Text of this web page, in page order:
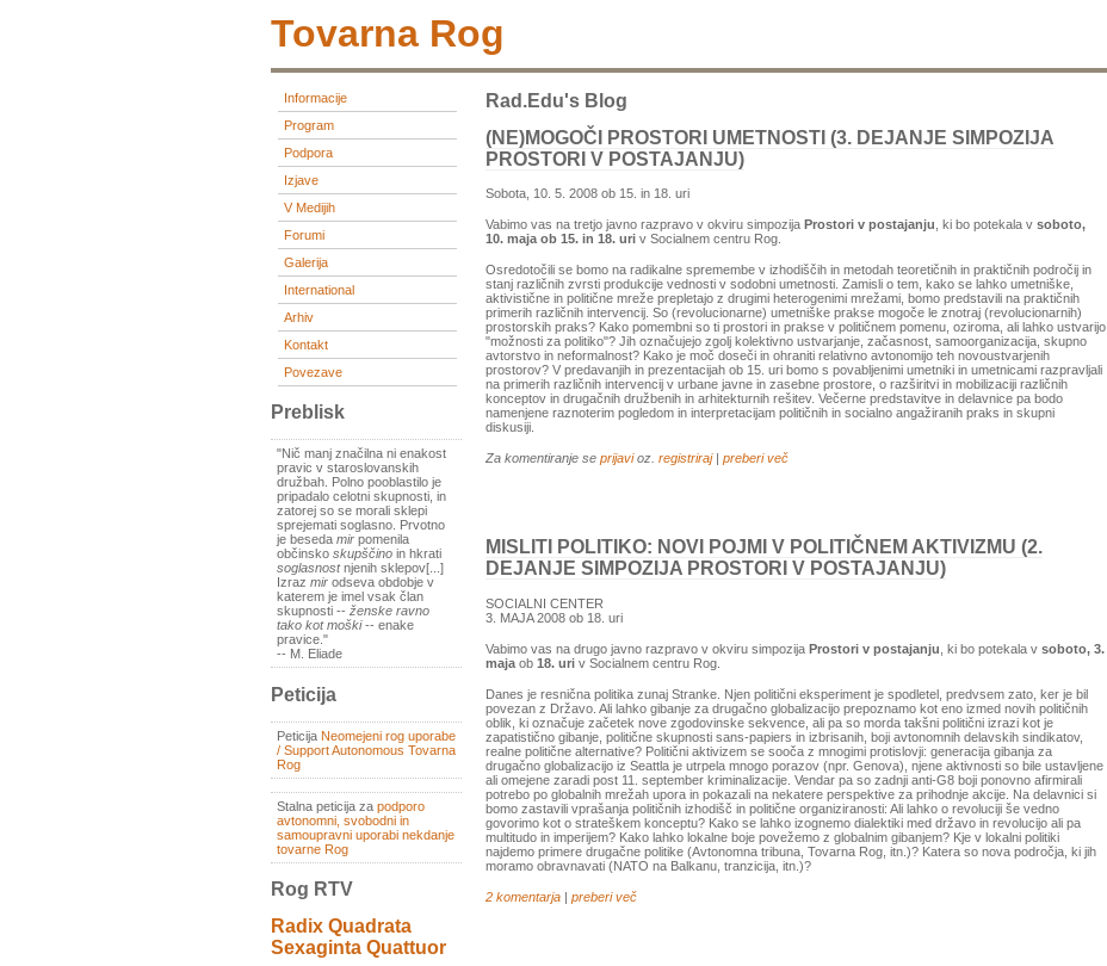
Tovarna Rog
Informacije
Program
Podpora
Izjave
V Medijih
Forumi
Galerija
International
Arhiv
Kontakt
Povezave
Preblisk
"Nič manj značilna ni enakost
pravic v staroslovanskih
družbah. Polno pooblastilo je
pripadalo celotni skupnosti, in
zatorej so se morali sklepi
sprejemati soglasno. Prvotno
je beseda mir pomenila
občinsko skupščino in hkrati
soglasnostnjenih sklepov[...]
Izraz mir odseva obdobje v
katerem je imel vsak član
skupnosti -- ženske ravno
tako kot moški-- enake
pravice."
-- M. Eliade
Peticija
Peticija Neomejeni rog uporabe
/ Support Autonomous Tovarna
Rog
Stalna peticija za podporo
avtonomni, svobodni in
samoupravni uporabi nekdanje
tovarne Rog
Rog RTV
Radix Quadrata
Sexaginta Quattuor
Rad.edu's Blog
(NE)MOGOČI PROSTORI UMETNOSTI (3. DEJANJE SIMPOZIJA
PROSTORI V POSTAJANJU)
Sobota, 10. 5. 2008 ob 15. in 18. uri
Vabimo vas na tretjo javno razpravo v okviru simpozija Prostori v postajanju, ki bo potekala v soboto,
10. maja ob 15. in 18. uri v Socialnem centru Rog.
Osredotočili se bomo na radikalne spremembe v izhodiščih in metodah teoretičnih in praktičnih področij in
stanj različnih zvrsti produkcije vednosti v sodobni umetnosti. Zamisli o tem, kako se lahko umetniške,
aktivistične in politične mreže prepletajo z drugimi heterogenimi mrežami, bomo predstavili na praktičnih
primerih različnih intervencij. So (revolucionarne) umetniške prakse mogoče le znotraj (revolucionarnih)
prostorskih praks? Kako pomembni so ti prostori in prakse v političnem pomenu, oziroma, ali lahko ustvarijo
"možnosti za politiko"? Jih označujejo zgolj kolektivno ustvarjanje, začasnost, samoorganizacija, skupno
avtorstvo in neformalnost? Kako je moč doseči in ohraniti relativno avtonomijo teh novoustvarjenih
prostorov? V predavanjih in prezentacijah ob 15. uri bomo s povabljenimi umetniki in umetnicami razpravljali
na primerih različnih intervencij v urbane javne in zasebne prostore, o razširitvi in mobilizaciji različnih
konceptov in drugačnih družbenih in arhitekturnih rešitev. Večerne predstavitve in delavnice pa bodo
namenjene raznoterim pogledom in interpretacijam političnih in socialno angažiranih praks in skupni
diskusiji.
Za komentiranje se prijavioz. registriraj| preberi več
MISLITI POLITIKO: NOVI POJMI V POLITIČNEM AKTIVIZMU (2.
DEJANJE SIMPOZIJA PROSTORI V POSTAJANJU)
SOCIALNI CENTER
3. MAJA 2008 ob 18. uri
Vabimo vas na drugo javno razpravo v okviru simpozija Prostori v postajanju , ki bo potekala v soboto, 3.
maja ob 18. uri v Socialnem centru Rog.
Danes je resnična politika zunaj Stranke. Njen politični eksperiment je spodletel, predvsem zato, ker je bil
povezan z Državo. Ali lahko gibanje za drugačno globalizacijo prepoznamo kot eno izmed novih političnih
oblik, ki označuje začetek nove zgodovinske sekvence, ali pa so morda takšni politični izrazi kot je
zapatistično gibanje, politične skupnosti sans-papiers in izbrisanih, boji avtonomnih delavskih sindikatov,
realne politične alternative? Politični aktivizem se sooča z mnogimi protislovji: generacija gibanja za
drugačno globalizacijo iz Seattla je utrpela mnogo porazov (npr. Genova), njene aktivnosti so bile ustavljene
ali omejene zaradi post 11. september kriminalizacije. Vendar pa so zadnji anti-G8 boji ponovno afirmirali
potrebo po globalnih mrežah upora in pokazali na nekatere perspektive za prihodnje akcije. Na delavnici si
bomo zastavili vprašanja političnih izhodišč in politične organiziranosti: Ali lahko o revoluciji še vedno
govorimo kot o strateškem konceptu? Kako se lahko izognemo dialektiki med državo in revolucijo ali pa
multitudo in imperijem? Kako lahko lokalne boje povežemo z globalnim gibanjem? Kje v lokalni politiki
najdemo primere drugačne politike (Avtonomna tribuna, Tovarna Rog, itn.)? Katera so nova področja, ki jih
moramo obravnavati (NATO na Balkanu, tranzicija, itn.)?
2 komentarja | preberi več